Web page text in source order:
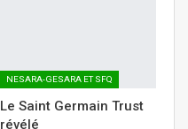
NESARA-GESARA ET SFQ
Le Saint Germain Trust
révélé